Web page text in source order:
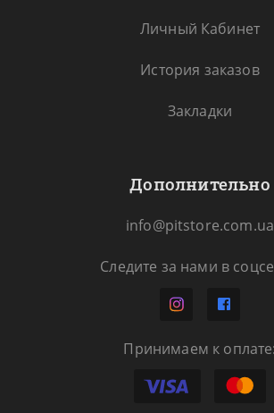
Личный Кабинет
История заказов
Закладки
Дополнительно
info@pitstore.com.ua
Следите за нами в
Принимаем к оплате: